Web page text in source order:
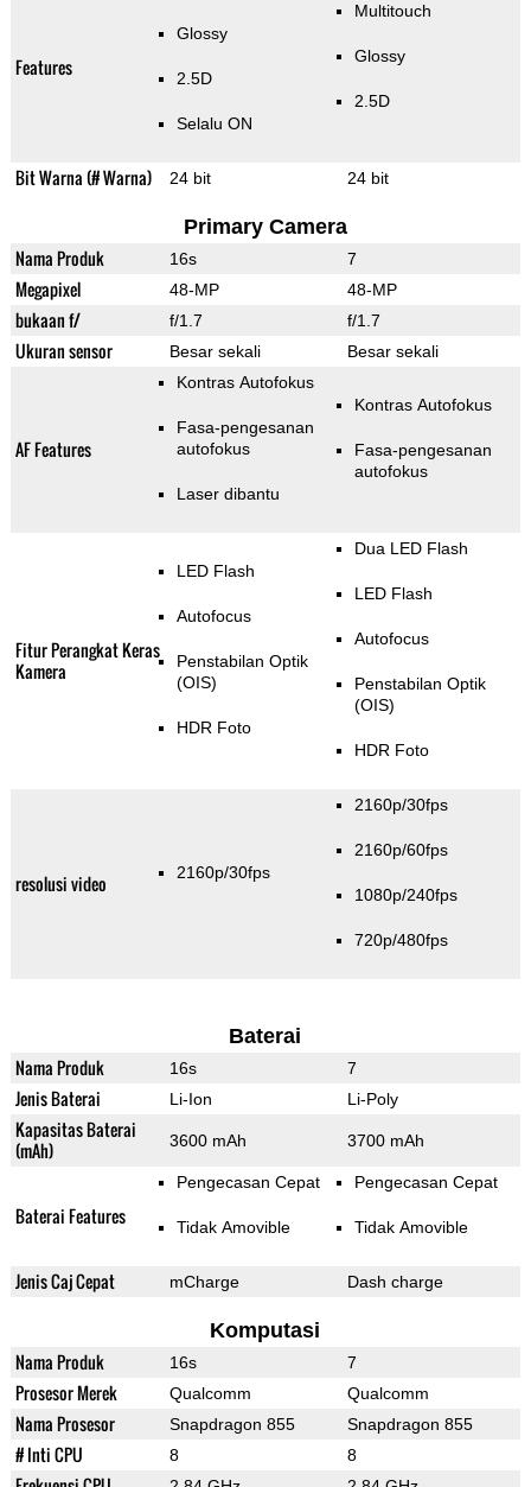
Features
Glossy
2.5D
Selalu ON
Multitouch
Glossy
2.5D
Bit Warna (# Warna) 24 bit 24 bit
Primary Camera
Nama Produk 16s 7
Megapixel 48-MP 48-MP
bukaan f/ f/1.7 f/1.7
Ukuran sensor Besar sekali Besar sekali
AF Features
Kontras Autofokus
Fasa-pengesanan
autofokus
Laser dibantu
Kontras Autofokus
Fasa-pengesanan
autofokus
Fitur Perangkat Keras
Kamera
LED Flash
Autofocus
Penstabilan Optik
(OIS)
HDR Foto
Dua LED Flash
LED Flash
Autofocus
Penstabilan Optik
(OIS)
HDR Foto
resolusi video 2160p/30fps
2160p/30fps
2160p/60fps
1080p/240fps
720p/480fps
Baterai
Nama Produk 16s 7
Jenis Baterai Li-Ion Li-Poly
Kapasitas Baterai
(mAh)
3600 mAh 3700 mAh
Baterai Features
Pengecasan Cepat
Tidak Amovible
Pengecasan Cepat
Tidak Amovible
Jenis Caj Cepat mCharge Dash charge
Komputasi
Nama Produk 16s 7
Prosesor Merek Qualcomm Qualcomm
Nama Prosesor Snapdragon 855 Snapdragon 855
# Inti CPU 8 8